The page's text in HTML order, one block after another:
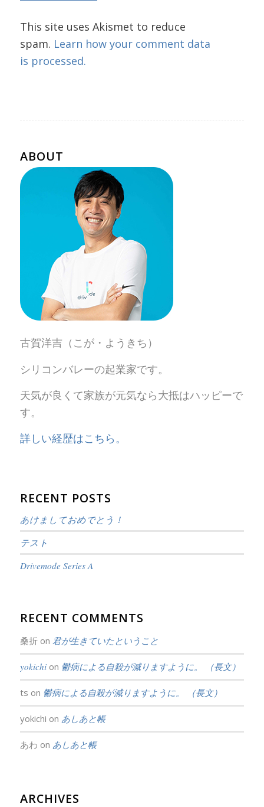
This site uses Akismet to reduce
spam. Learn how your comment data
is processed.
ABOUT
古賀洋吉（こが・ようきち）
シリコンバレーの起業家です。
天気が良くて家族が元気なら大抵はハッピーで
す。
詳しい経歴はこちら。
RECENT POSTS
あけましておめでとう！
テスト
Drivemode Series A
RECENT COMMENTS
桑折on 君が生きていたということ
yokichion 鬱病による自殺が減りますように。 （長文）
ts on 鬱病による自殺が減りますように。 （長文）
yokichi on あしあと帳
あわ on あしあと帳
ARCHIVES